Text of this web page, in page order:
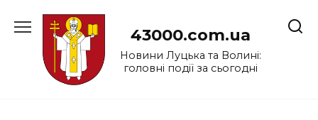
до
43000.com.ua
Новини Луцька та Волині:
головні події за сьогодні